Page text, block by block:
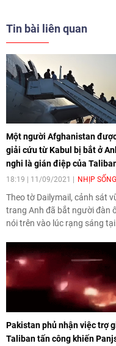
Tin bài liên quan
Một người Afghanistan
giải cứu từ Kabul bị bắt ở
nghi là gián điệp của
18:19 | 11/09/2021 NHỊP SỐNG
Theo tờ Dailymail, cảnh sát
trang Anh đã bắt người đàn
nói trên vào lúc rạng sáng tại
trung tâm Manchester.
Pakistan phủ nhận việc trợ
Taliban tấn công khiến